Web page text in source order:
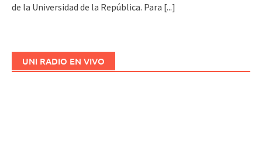
de la Universidad de la República. Para [...]
UNI RADIO EN VIVO